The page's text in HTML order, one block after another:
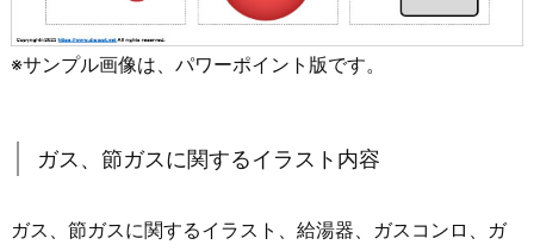
※サンプル画像は、パワーポイント版です。
ガス、節ガスに関するイラスト内容
ガス、節ガスに関するイラスト、給湯器、ガスコンロ、ガ